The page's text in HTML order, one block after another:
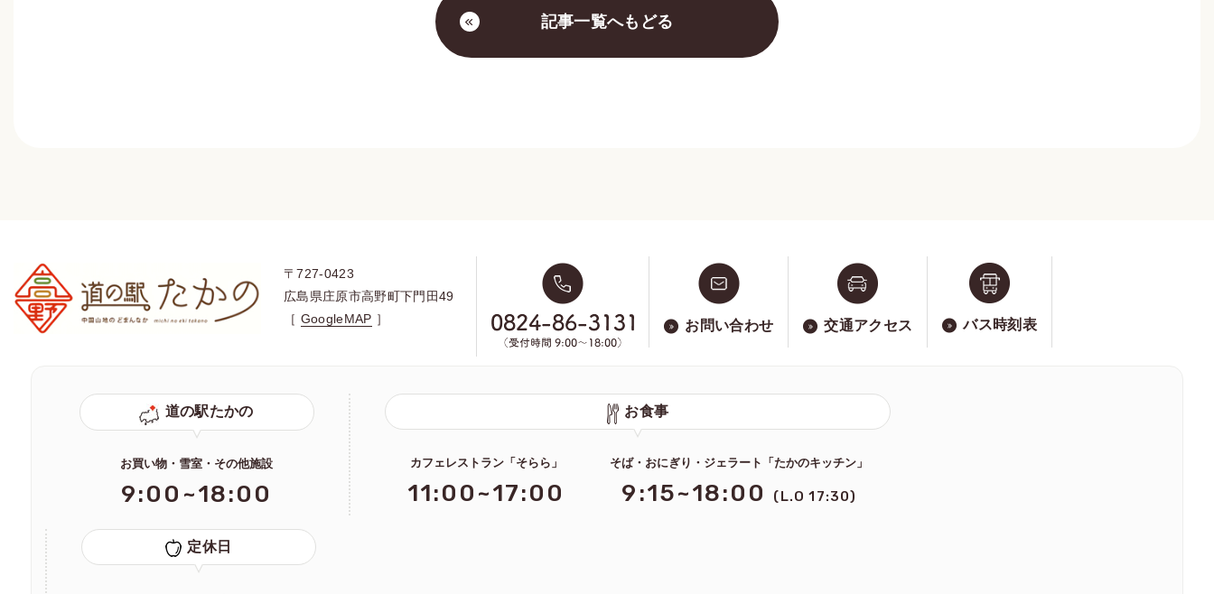
記事一覧へもどる
〒727-0423
広島県庄原市高野町下門田49
［ GoogleMAP ］ お問い合わせ 交通アクセス バス時刻表
道の駅たかの
お買い物・雪室・その他施設
9:00~18:00
お食事
カフェレストラン「そらら」
11:00~17:00
そば・おにぎり・ジェラート「たかのキッチン」
9:15~18:00 (L.O 17:30)
定休日